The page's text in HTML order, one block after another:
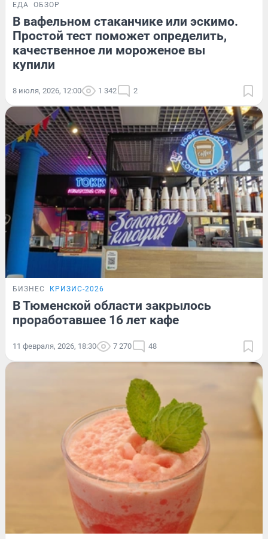
ЕДА ОБЗОР
В вафельном стаканчике или эскимо.
Простой тест поможет определить,
качественное ли мороженое вы
купили
8 июля, 2026, 12:00 1 342 2
БИЗНЕС КРИЗИС-2026
В Тюменской области закрылось
проработавшее 16 лет кафе
11 февраля, 2026, 18:30 7 270 48